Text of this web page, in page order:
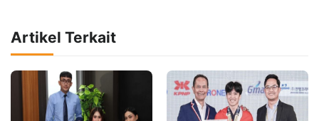
Artikel Terkait